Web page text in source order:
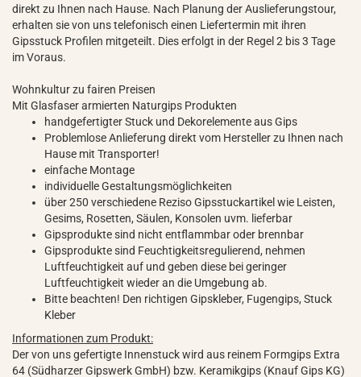
direkt zu Ihnen nach Hause. Nach Planung der Auslieferungstour,
erhalten sie von uns telefonisch einen Liefertermin mit ihren
Gipsstuck Profilen mitgeteilt. Dies erfolgt in der Regel 2 bis 3 Tage
im Voraus.
Wohnkultur zu fairen Preisen
Mit Glasfaser armierten Naturgips Produkten
handgefertigter Stuck und Dekorelemente aus Gips
Problemlose Anlieferung direkt vom Hersteller zu Ihnen nach
Hause mit Transporter!
einfache Montage
individuelle Gestaltungsmöglichkeiten
über 250 verschiedene Reziso Gipsstuckartikel wie Leisten,
Gesims, Rosetten, Säulen, Konsolen uvm. lieferbar
Gipsprodukte sind nicht entflammbar oder brennbar
Gipsprodukte sind Feuchtigkeitsregulierend, nehmen
Luftfeuchtigkeit auf und geben diese bei geringer
Luftfeuchtigkeit wieder an die Umgebung ab.
Bitte beachten! Den richtigen Gipskleber, Fugengips, Stuck
Kleber
Informationen zum Produkt:
Der von uns gefertigte Innenstuck wird aus reinem Formgips Extra
64 (Südharzer Gipswerk GmbH) bzw. Keramikgips (Knauf Gips KG)